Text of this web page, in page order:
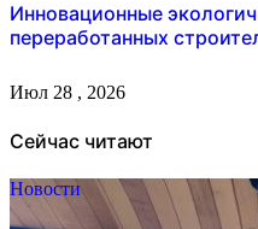
Инновационные
переработанных
Июл 28 , 2026
Сейчас читают
Новости